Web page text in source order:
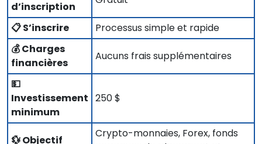
d’inscription
📋 S’inscrire
Processus simple et rapide
💰 Charges
financières
Aucuns frais supplémentaires
💵
Investissement
minimum
250 $
💱 Objectif
Crypto-monnaies, Forex, fonds